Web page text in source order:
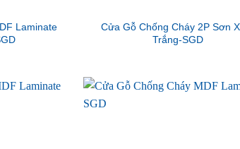
Laminate
Cửa Gỗ Chống Cháy 2P Sơn
Trắng-SGD